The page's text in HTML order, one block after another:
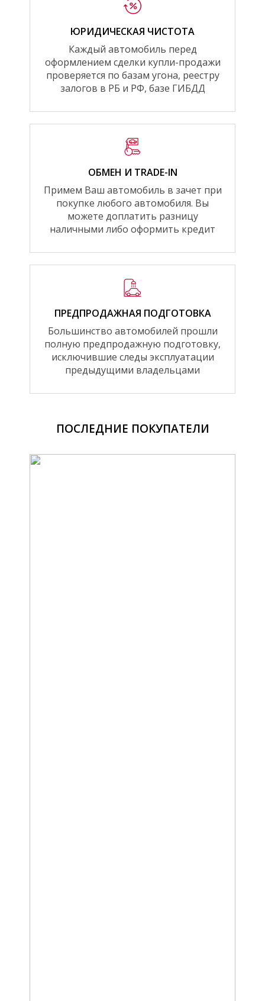
ЮРИДИЧЕСКАЯ ЧИСТОТА
Каждый автомобиль перед
оформлением сделки купли-продажи
проверяется по базам угона, реестру
залогов в РБ и РФ, базе ГИБДД
ОБМЕН И TRADE-IN
Примем Ваш автомобиль в зачет при
покупке любого автомобиля. Вы
можете доплатить разницу
наличными либо оформить кредит
ПРЕДПРОДАЖНАЯ ПОДГОТОВКА
Большинство автомобилей прошли
полную предпродажную подготовку,
исключившие следы эксплуатации
предыдущими владельцами
ПОСЛЕДНИЕ ПОКУПАТЕЛИ